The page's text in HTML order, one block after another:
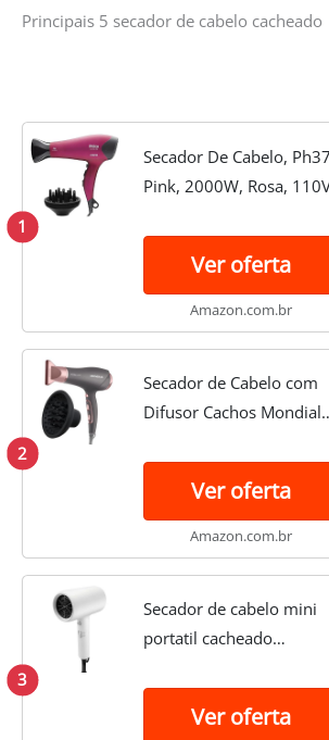
Principais 5 secador de cabelo cacheado
1
Secador De Cabelo,
Pink, 2000W, Rosa,
Ver oferta
Amazon.com.br
2
Secador de Cabelo com
Difusor Cachos Mondial
2000W - 127v
Ver oferta
Amazon.com.br
3
Secador de cabelo mini
portatil cacheado
frio inmetro (branco)
Ver oferta